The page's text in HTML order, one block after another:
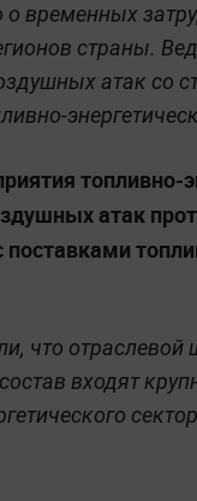
временных
страны.
атак со
топливно-
атак
что
входят